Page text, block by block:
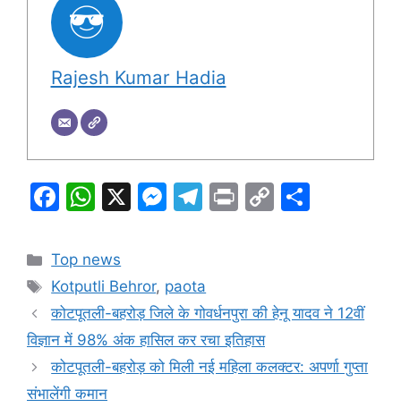
Rajesh Kumar Hadia
F
c
e
b
o
o
k
W
at
s
A
p
p
X
M
s
e
n
g
T
gr
a
m
Pr C
Li
k
Categories
Top news
Tags
Kotputli Behror, paota
कोटपूतली-बहरोड़ जिले के गोवर्धनपुरा की हेनू यादव ने 12वीं
विज्ञान में 98% अंक हासिल कर रचा इतिहास
कोटपूतली-बहरोड़ को मिली नई महिला कलक्टर: अपर्णा गुप्ता
संभालेंगी कमान